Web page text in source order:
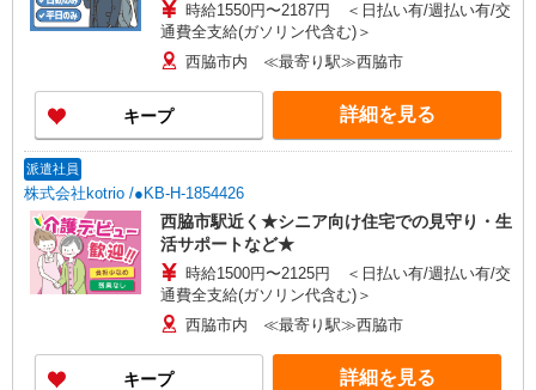
時給1550円〜2187円 ＜日払い有/週払い有/交
通費全支給(ガソリン代含む)＞
西脇市内 ≪最寄り駅≫西脇市
キープ 詳細を見る
派遣社員
株式会社kotrio /●KB-H-1854426
西脇市駅近く★シニア向け住宅での見守り・生
活サポートなど★
時給1500円〜2125円 ＜日払い有/週払い有/交
通費全支給(ガソリン代含む)＞
西脇市内 ≪最寄り駅≫西脇市
キープ 詳細を見る